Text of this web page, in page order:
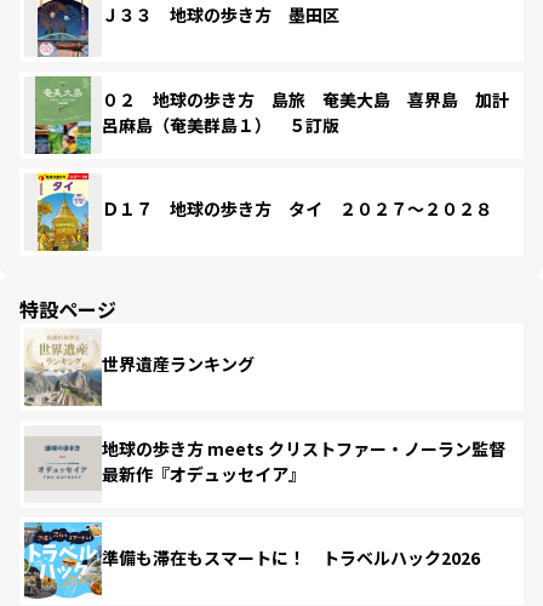
Ｊ３３ 地球の歩き方 墨田区
０２ 地球の歩き方 島旅 奄美大島 喜界島 加計
呂麻島（奄美群島１） ５訂版
Ｄ１７ 地球の歩き方 タイ ２０２７～２０２８
特設ページ
世界遺産ランキング
地球の歩き方 meets クリストファー・ノーラン監督
最新作『オデュッセイア』
準備も滞在もスマートに！ トラベルハック2026